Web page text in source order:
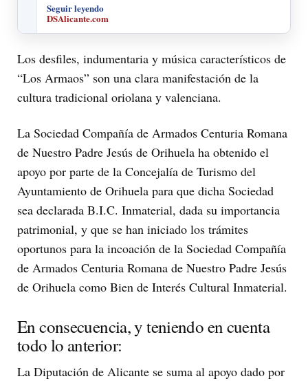
Seguir leyendo
DSAlicante.com
Los desfiles, indumentaria y música característicos de
“Los Armaos” son una clara manifestación de la
cultura tradicional oriolana y valenciana.
La Sociedad Compañía de Armados Centuria Romana
de Nuestro Padre Jesús de Orihuela ha obtenido el
apoyo por parte de la Concejalía de Turismo del
Ayuntamiento de Orihuela para que dicha Sociedad
sea declarada B.I.C. Inmaterial, dada su importancia
patrimonial, y que se han iniciado los trámites
oportunos para la incoación de la Sociedad Compañía
de Armados Centuria Romana de Nuestro Padre Jesús
de Orihuela como Bien de Interés Cultural Inmaterial.
En consecuencia, y teniendo en cuenta
todo lo anterior:
La Diputación de Alicante se suma al apoyo dado por